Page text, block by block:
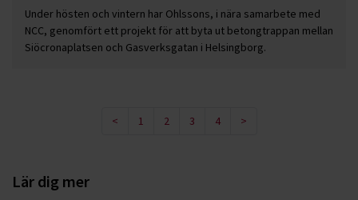
Under hösten och vintern har Ohlssons, i nära samarbete med
NCC, genomfört ett projekt för att byta ut betongtrappan mellan
Siöcronaplatsen och Gasverksgatan i Helsingborg.
< 1 2 3 4 >
Lär dig mer